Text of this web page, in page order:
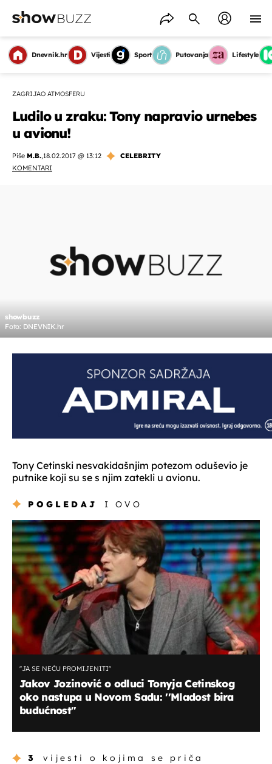
Dnevnik.hr Vijesti Sport Putovanja Lifestyle
ZAGRIJAO ATMOSFERU
Ludilo u zraku: Tony napravio urnebes
u avionu!
Piše M.B.,18.02.2017 @ 13:12
CELEBRITY
KOMENTARI
showbuzz
Foto: DNEVNIK.hr
Tony Cetinski nesvakidašnjim potezom oduševio je
putnike koji su se s njim zatekli u avionu.
POGLEDAJ I OVO
''JA SE NEĆU PROMIJENITI''
Jakov Jozinović o odluci Tonyja Cetinskog
oko nastupa u Novom Sadu: ''Mladost bira
budućnost''
3 vijesti o kojima se priča